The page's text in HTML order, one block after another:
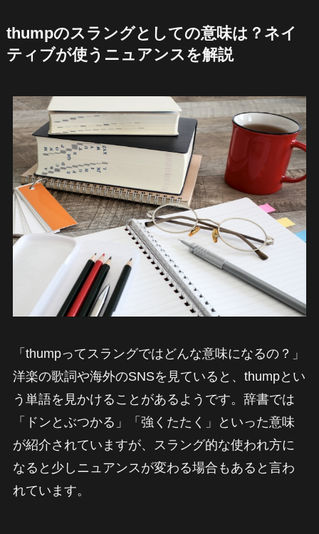
thumpのスラングとしての意味は？ネイ
ティブが使うニュアンスを解説
「thumpってスラングではどんな意味になるの？」
洋楽の歌詞や海外のSNSを見ていると、thumpとい
う単語を見かけることがあるようです。辞書では
「ドンとぶつかる」「強くたたく」といった意味
が紹介されていますが、スラング的な使われ方に
なると少しニュアンスが変わる場合もあると言わ
れています。